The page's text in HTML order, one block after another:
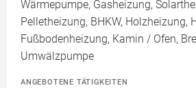
Wärmepumpe, Gasheizung,
Pelletheizung, BHKW, Holzheizung,
Fußbodenheizung, Kamin / Ofen,
Umwälzpumpe
ANGEBOTENE TÄTIGKEITEN